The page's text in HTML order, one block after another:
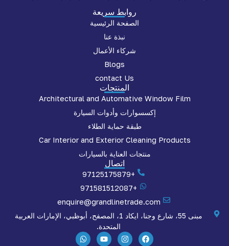
روابط سريعة
الصفحة الرئيسية
نبذة عنا
شركاء الأعمال
Blogs
contact Us
المنتجات
Architectural and Automative Window Film
إكسسوارات وأدوات السيارة
طبقة حماية الطلاء
Car Interior and Exterior Cleaning Products
منتجات العناية بالسيارات
اتصال
+97125175879
+971581512087
enquire@grandlinetrade.com
مبنى 55، شارع وجنا، ايكاد 1، المصفح، أبوظبي، الإمارات العربية
المتحدة.